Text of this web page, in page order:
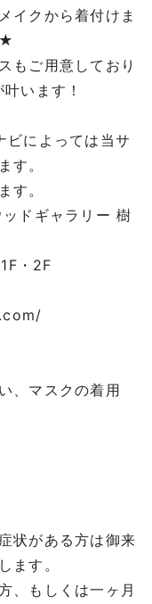
イクから着付けま
もご用意しており
います！
ビによっては当サ
す。
す。
ドギャラリー 樹
・2F
、マスクの着用
状がある方は御来
ます。
、もしくは一ヶ月